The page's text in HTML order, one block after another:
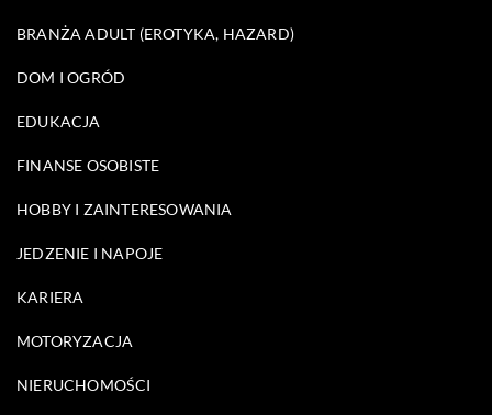
BRANŻA ADULT (EROTYKA, HAZARD)
DOM I OGRÓD
EDUKACJA
FINANSE OSOBISTE
HOBBY I ZAINTERESOWANIA
JEDZENIE I NAPOJE
KARIERA
MOTORYZACJA
NIERUCHOMOŚCI